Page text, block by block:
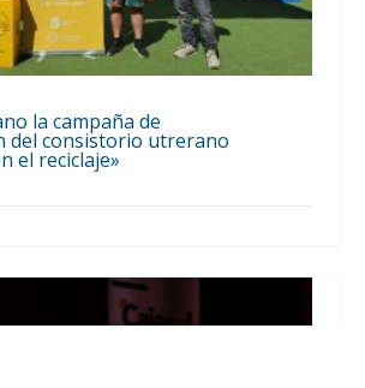
la campaña de
del consistorio utrerano
el reciclaje»